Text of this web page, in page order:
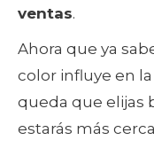
ventas.
Ahora que ya
color influye en
queda que elijas
estarás más